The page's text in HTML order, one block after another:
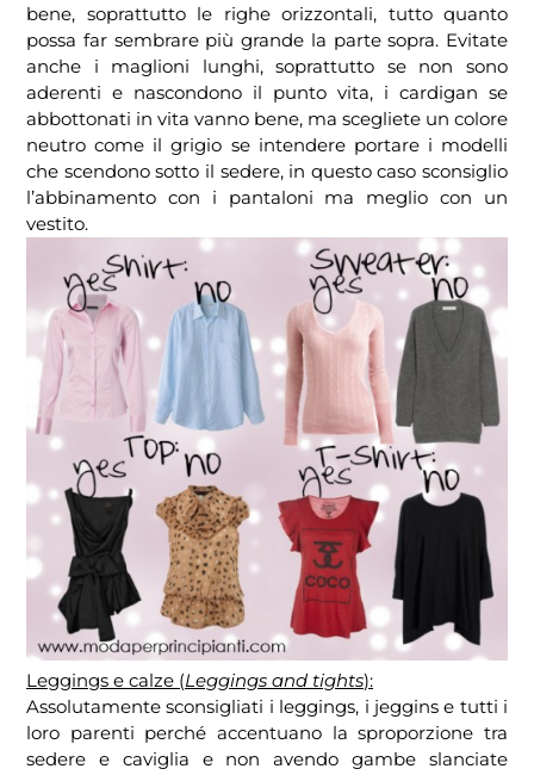
bene, soprattutto le righe orizzontali, tutto quanto
possa far sembrare più grande la parte sopra. Evitate
anche i maglioni lunghi, soprattutto se non sono
aderenti e nascondono il punto vita, i cardigan se
abbottonati in vita vanno bene, ma scegliete un colore
neutro come il grigio se intendere portare i modelli
che scendono sotto il sedere, in questo caso sconsiglio
l’abbinamento con i pantaloni ma meglio con un
vestito.
Leggings e calze (Leggings and tights):
Assolutamente sconsigliati i leggings, i jeggins e tutti i
loro parenti perché accentuano la sproporzione tra
sedere e caviglia e non avendo gambe slanciate